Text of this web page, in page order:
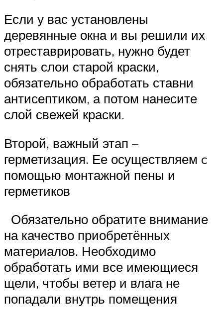
Если у вас установлены
деревянные окна и вы решили их
отреставрировать, нужно будет
снять слои старой краски,
обязательно обработать ставни
антисептиком, а потом нанесите
слой свежей краски.
Второй, важный этап –
герметизация. Ее осуществляем c
помощью монтажной пены и
герметиков
Обязательно обратите внимание
на качество приобретённых
материалов. Необходимо
обработать ими все имеющиеся
щели, чтобы ветер и влага не
попадали внутрь помещения